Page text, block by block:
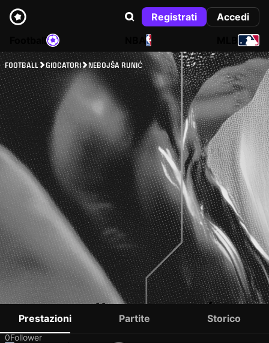
Registrati
Accedi
NBA
FOOTBALL GIOCATORI NEBOJŠA RUNIĆ
NEBOJŠA RUNIĆ
0Follower
Prestazioni Partite Storico